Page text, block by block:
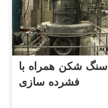
سنگ شکن همراه با
فشرده سازی